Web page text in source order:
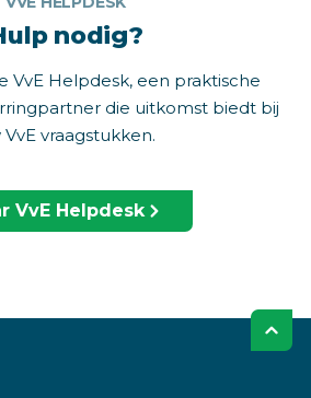
nodig?
VvE Helpdesk, een praktische
die uitkomst biedt bij
VvE vraagstukken.
VvE Helpdesk